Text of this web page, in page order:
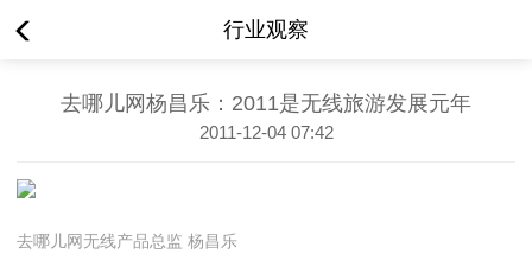
行业观察
去哪儿网杨昌乐：2011是无线旅游发展元年
2011-12-04 07:42
去哪儿网无线产品总监 杨昌乐